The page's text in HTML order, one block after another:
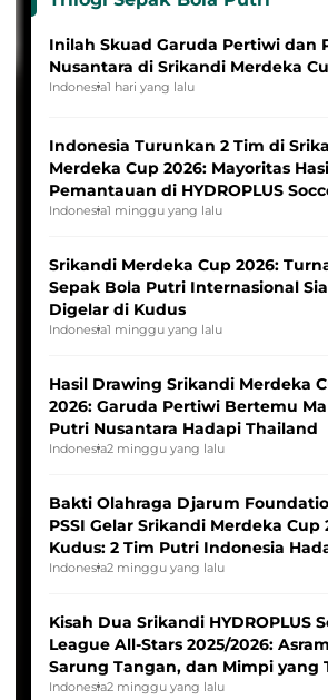
Inilah Skuad Garuda Pertiwi dan
Nusantara di Srikandi Merdeka
Indonesia1 hari yang lalu
Indonesia Turunkan 2 Tim di
Merdeka Cup 2026: Mayoritas
Pemantauan di HYDROPLUS
League
Indonesia1 minggu yang lalu
Srikandi Merdeka Cup 2026:
Sepak Bola Putri Internasional
Digelar di Kudus
Indonesia1 minggu yang lalu
Hasil Drawing Srikandi Merdeka
2026: Garuda Pertiwi Bertemu
Putri Nusantara Hadapi Thailand
Indonesia2 minggu yang lalu
Bakti Olahraga Djarum
PSSI Gelar Srikandi Merdeka Cup
Kudus: 2 Tim Putri Indonesia
Tim Asia
Indonesia2 minggu yang lalu
Kisah Dua Srikandi HYDROPLUS
League All-Stars 2025/2026:
Sarung Tangan, dan Mimpi yang
Pernah Padam
Indonesia2 minggu yang lalu